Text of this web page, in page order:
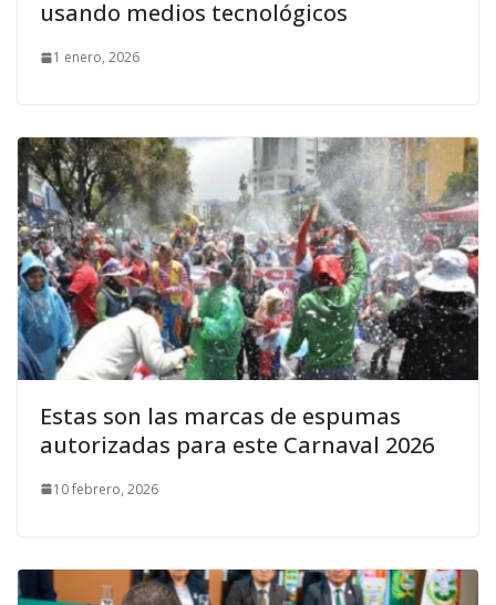
usando medios tecnológicos
1 enero, 2026
Estas son las marcas de espumas
autorizadas para este Carnaval 2026
10 febrero, 2026